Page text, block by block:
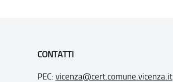
CONTATTI
PEC: vicenza@cert.comune.vicenza.it